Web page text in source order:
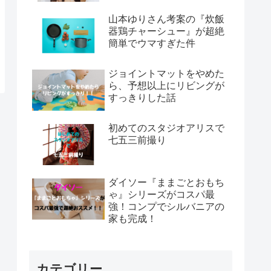
山本ゆりさん考案の『炊飯
器鶏チャーシュー』が超絶
簡単でウマすぎた件
ジョイントマットをやめた
ら、予想以上にリビングが
すっきりした話
初めてのスタジオアリスで
七五三前撮り
ダイソー『ままごとおもち
ゃ』シリーズがコスパ最
強！コンプでシルバニアの
家も完成！